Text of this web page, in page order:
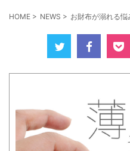
HOME > NEWS > お財布が溺れる悩